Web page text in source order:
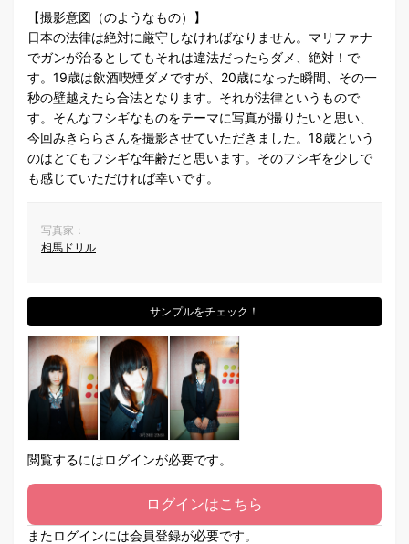
【撮影意図（のようなもの）】
日本の法律は絶対に厳守しなければなりません。マリファナ
でガンが治るとしてもそれは違法だったらダメ、絶対！で
す。19歳は飲酒喫煙ダメですが、20歳になった瞬間、その一
秒の壁越えたら合法となります。それが法律というもので
す。そんなフシギなものをテーマに写真が撮りたいと思い、
今回みきららさんを撮影させていただきました。18歳という
のはとてもフシギな年齢だと思います。そのフシギを少しで
も感じていただければ幸いです。
写真家：
相馬ドリル
サンプルをチェック！
閲覧するにはログインが必要です。
ログインはこちら
またログインには会員登録が必要です。